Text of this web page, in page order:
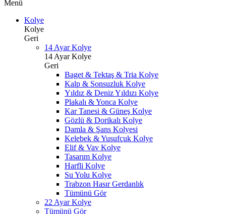
Menü
Kolye
Kolye
Geri
14 Ayar Kolye
14 Ayar Kolye
Geri
Baget & Tektaş & Tria Kolye
Kalp & Sonsuzluk Kolye
Yıldız & Deniz Yıldızı Kolye
Plakalı & Yonca Kolye
Kar Tanesi & Güneş Kolye
Gözlü & Dorikalı Kolye
Damla & Şans Kolyesi
Kelebek & Yusufçuk Kolye
Elif & Vav Kolye
Tasarım Kolye
Harfli Kolye
Su Yolu Kolye
Trabzon Hasır Gerdanlık
Tümünü Gör
22 Ayar Kolye
Tümünü Gör